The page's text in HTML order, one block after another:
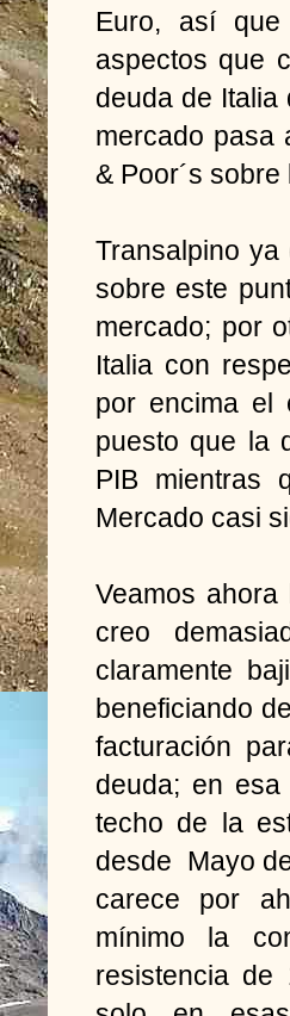
Euro, así que
aspectos que
deuda de Italia
mercado pasa
& Poor´s
Transalpino
sobre este
mercado; por
Italia con
por encima el
puesto que la
PIB mientras
Mercado casi
Veamos
creo
claramente
beneficiando
facturación
deuda; en
techo de la
desde Mayo
carece por
mínimo la
resistencia